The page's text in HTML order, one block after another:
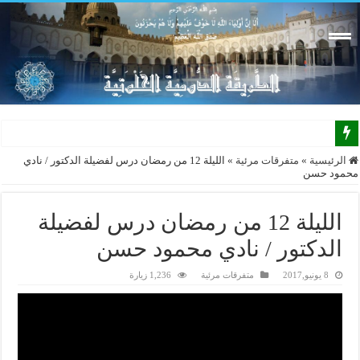
الرئيسية » متفرقات مرئية »
الليلة 12 من رمضان درس لفضيلة الدكتور / نادي
محمود حسن
الليلة 12 من رمضان درس لفضيلة
الدكتور / نادي محمود حسن
8 يونيو,2017 متفرقات مرئية 1,236 زيارة